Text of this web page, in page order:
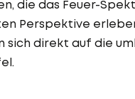
die das Feuer-
Perspektive
sich direkt auf die